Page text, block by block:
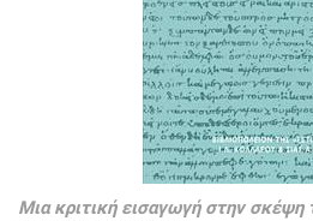
Μια κριτική εισαγωγή στην